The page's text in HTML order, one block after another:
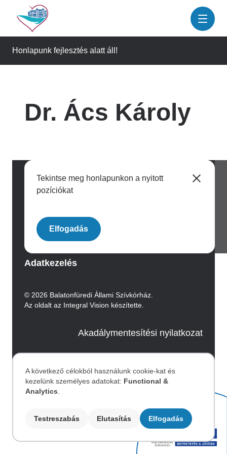
tartalomra
Honlapunk fejlesztés alatt áll!
Dr. Ács Károly
Tekintse meg honlapunkon a nyitott
pozíciókat
Elfogadás
Archívum
Adatkezelés
© 2026 Balatonfüredi Állami Szívkórház.
Az oldalt az Integral Vision készítette.
Akadálymentesítési nyilatkozat
Személyes
adatok
A következő célokból használunk cookie-kat és
kezelünk személyes adatokat: Functional &
Analytics
Testreszabás Elutasítás Elfogadás